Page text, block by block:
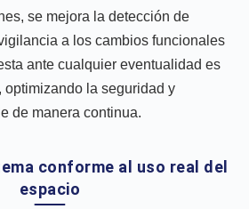
se mejora la detección de
a los cambios funcionales
ante cualquier eventualidad es
optimizando la seguridad y
de manera continua.
conforme al uso real del
espacio